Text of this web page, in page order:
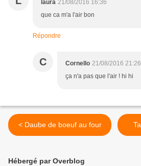
laura 21/08/2016 16:36
que ca m'a l'air bon
Répondre
C Cornello 21/08/2016 21:26
ça n'a pas que l'air ! hi hi
< Daube de boeuf au four
Hébergé par Overblog